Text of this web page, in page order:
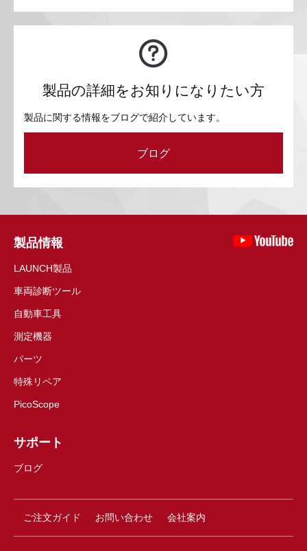
製品の詳細をお知りになりたい方
製品に関する情報をブログで紹介しています。
ブログ
製品情報
LAUNCH製品
車両診断ツール
自動車工具
測定機器
パーツ
特殊リペア
PicoScope
サポート
ブログ
ご注文ガイド お問い合わせ 会社案内